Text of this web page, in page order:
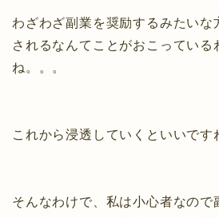
わざわざ副業を奨励するみたいな
されるなんてことがおこっている
ね。。。
これから浸透していくといいです
そんなわけで、私は小心者なので